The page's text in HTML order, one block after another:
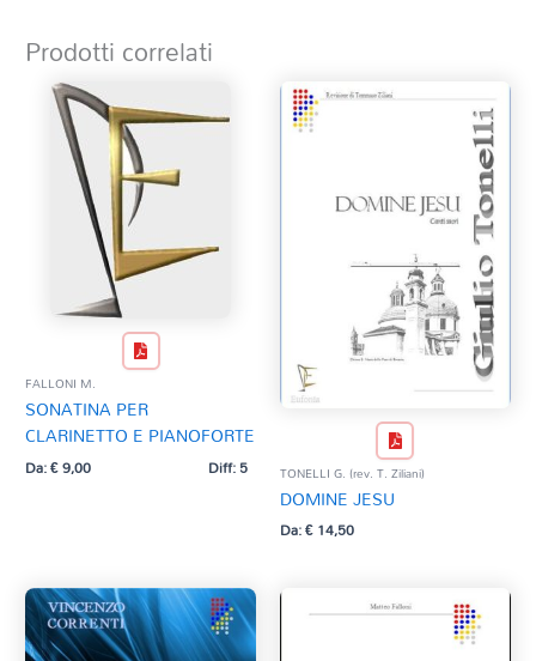
Prodotti correlati
FALLONI M.
SONATINA PER
CLARINETTO E PIANOFORTE
Da:€9,00 Diff: 5 TONELLI G. (rev. T. Ziliani)
DOMINE JESU
Da:€14,50